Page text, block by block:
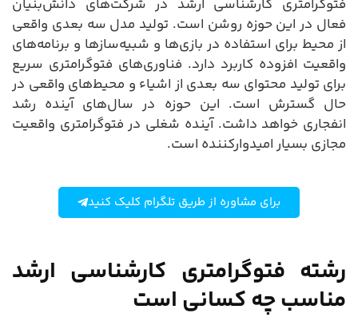
فتوگرامتری کارشناسی ارشد در شرکت‌های دانش‌بنیان
فعال در این حوزه روشن است. تولید مدل سه بعدی واقعی
از محیط برای استفاده در بازی‌ها و شبیه‌سازها و برنامه‌های
واقعیت افزوده کاربرد دارد. فناوری‌های فتوگرامتری سریع
برای تولید محتوای سه بعدی از اشیاء و محیط‌های واقعی در
حال گسترش است. این حوزه در سال‌های آینده رشد
انفجاری خواهد داشت. آینده شغلی در فتوگرامتری واقعیت
مجازی بسیار امیدوارکننده است.
برای مشاوره از طریق تلگرام کلیک کنید
رشته فتوگرامتری کارشناسی ارشد
مناسب چه کسانی است